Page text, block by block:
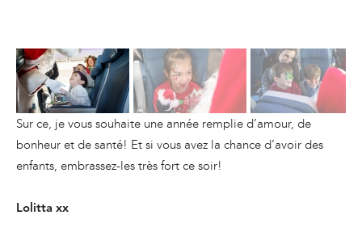
Sur ce, je vous souhaite une année remplie d’amour, de
bonheur et de santé! Et si vous avez la chance d’avoir des
enfants, embrassez-les très fort ce soir!
Lolitta xx